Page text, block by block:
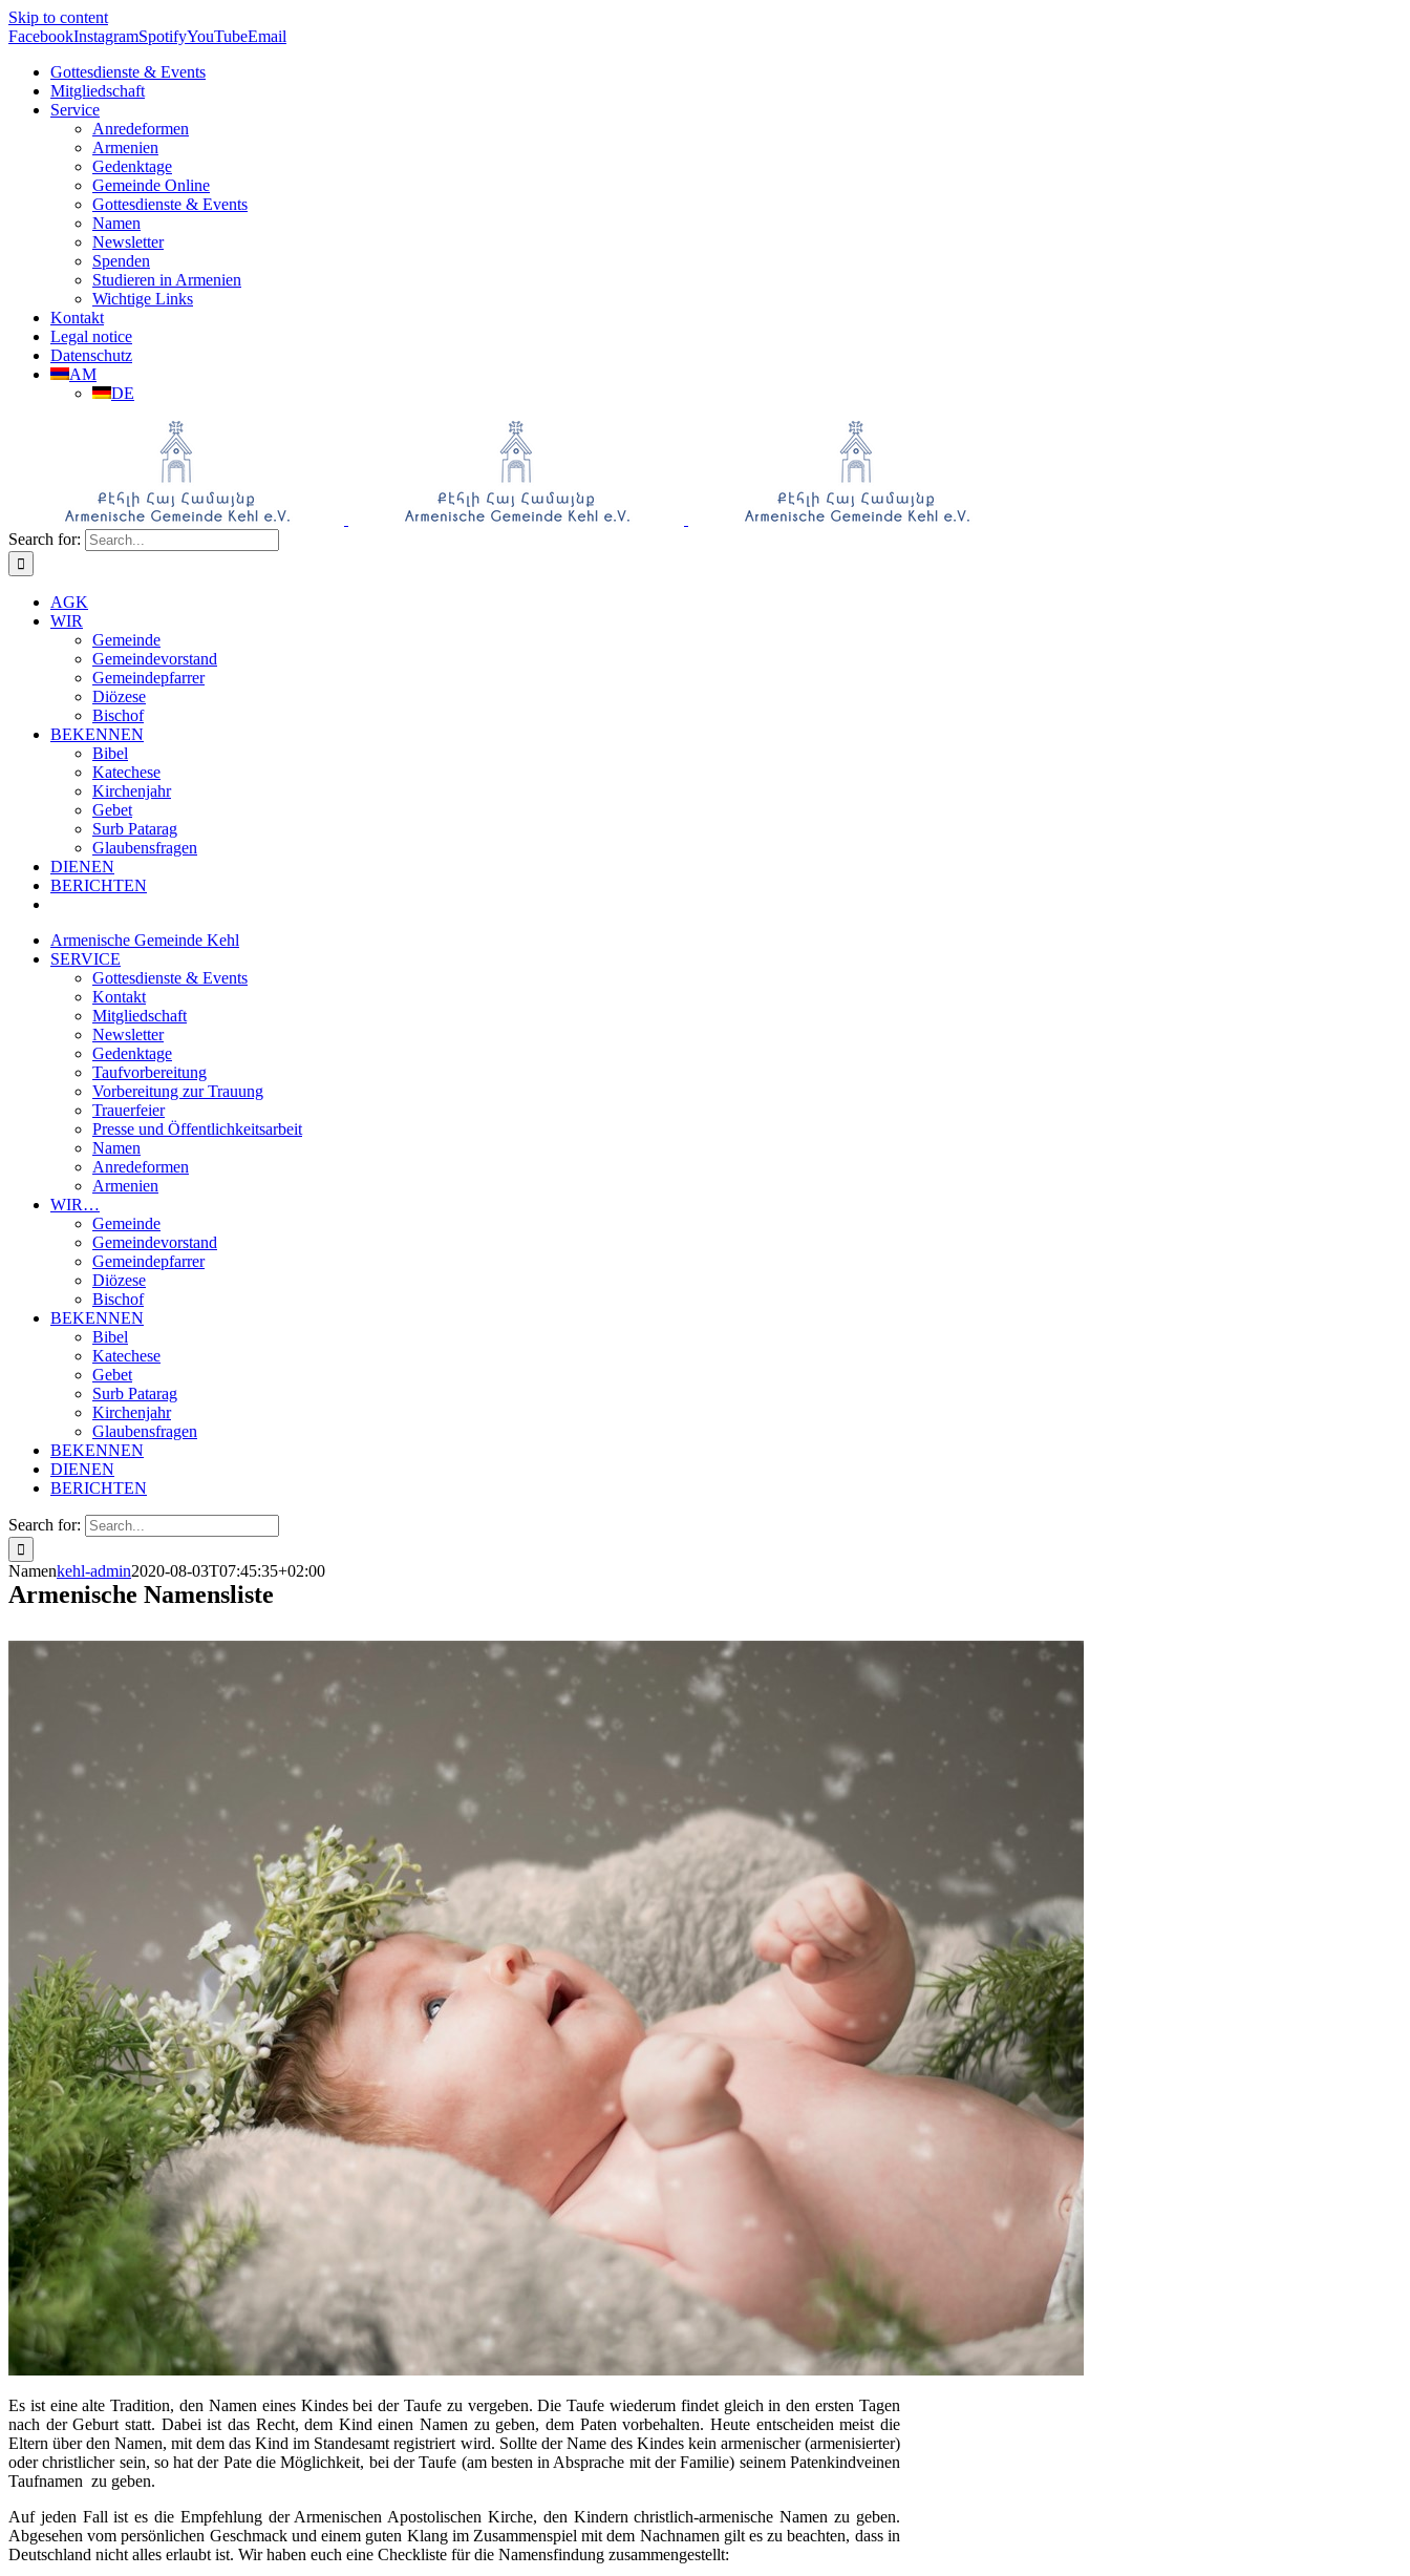
Skip to content
FacebookInstagramSpotifyYouTubeEmail
Gottesdienste & Events
Mitgliedschaft
Service
Anredeformen
Armenien
Gedenktage
Gemeinde Online
Gottesdienste & Events
Namen
Newsletter
Spenden
Studieren in Armenien
Wichtige Links
Kontakt
Legal notice
Datenschutz
AM
DE
Search for:
AGK
WIR
Gemeinde
Gemeindevorstand
Gemeindepfarrer
Diözese
Bischof
BEKENNEN
Bibel
Katechese
Kirchenjahr
Gebet
Surb Patarag
Glaubensfragen
DIENEN
BERICHTEN
Armenische Gemeinde Kehl
SERVICE
Gottesdienste & Events
Kontakt
Mitgliedschaft
Newsletter
Gedenktage
Taufvorbereitung
Vorbereitung zur Trauung
Trauerfeier
Presse und Öffentlichkeitsarbeit
Namen
Anredeformen
Armenien
WIR…
Gemeinde
Gemeindevorstand
Gemeindepfarrer
Diözese
Bischof
BEKENNEN
Bibel
Katechese
Gebet
Surb Patarag
Kirchenjahr
Glaubensfragen
BEKENNEN
DIENEN
BERICHTEN
Search for:
Namenkehl-admin2020-08-03T07:45:35+02:00
Armenische Namensliste
Es ist eine alte Tradition, den Namen eines Kindes bei der Taufe zu vergeben. Die Taufe wiederum findet gleich in den ersten Tagen
nach der Geburt statt. Dabei ist das Recht, dem Kind einen Namen zu geben, dem Paten vorbehalten. Heute entscheiden meist die
Eltern über den Namen, mit dem das Kind im Standesamt registriert wird. Sollte der Name des Kindes kein armenischer (armenisierter)
oder christlicher sein, so hat der Pate die Möglichkeit, bei der Taufe (am besten in Absprache mit der Familie) seinem Patenkindveinen
Taufnamen zu geben.
Auf jeden Fall ist es die Empfehlung der Armenischen Apostolischen Kirche, den Kindern christlich-armenische Namen zu geben.
Abgesehen vom persönlichen Geschmack und einem guten Klang im Zusammenspiel mit dem Nachnamen gilt es zu beachten, dass in
Deutschland nicht alles erlaubt ist. Wir haben euch eine Checkliste für die Namensfindung zusammengestellt: